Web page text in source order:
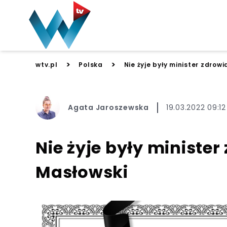
wtv.pl > Polska > Nie żyje były minister
Agata Jaroszewska 19.03.2022 09:12
Nie żyje były
Masłowski